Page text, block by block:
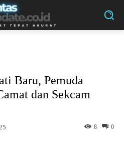
Baru, Pemuda
dan Sekcam
0
8